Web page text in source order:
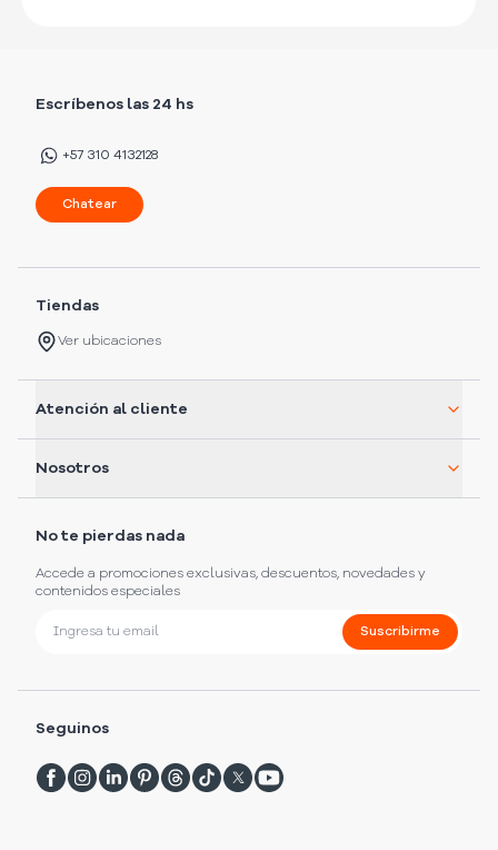
Escríbenos las 24 hs
+57 310 4132128
Chatear
Tiendas
Ver ubicaciones
Atención al cliente
Nosotros
No te pierdas nada
Accede a promociones exclusivas, descuentos, novedades y
contenidos especiales
Suscribirme
Seguinos